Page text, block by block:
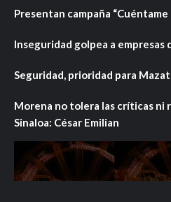
Presentan campaña “Cuéntame
Inseguridad golpea a empresas
Seguridad, prioridad para
Morena no tolera las críticas ni
Sinaloa: César Emilian